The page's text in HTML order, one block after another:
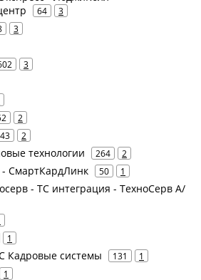
64 3
3
3
2
2
технологии 264 2
СмартКардЛинк 50 1
- ТС интеграция - ТехноСерв А/
1
Кадровые системы 131 1
1